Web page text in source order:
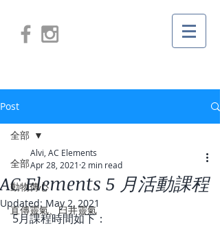
Post
全部
動物傳心
直傳靈氣、臼井靈氣
全部
AC Elements 5 月活動課程
Alvi, AC Elements
Apr 28, 2021 2 min read
Updated: May 2, 2021
5月課程時間如下：